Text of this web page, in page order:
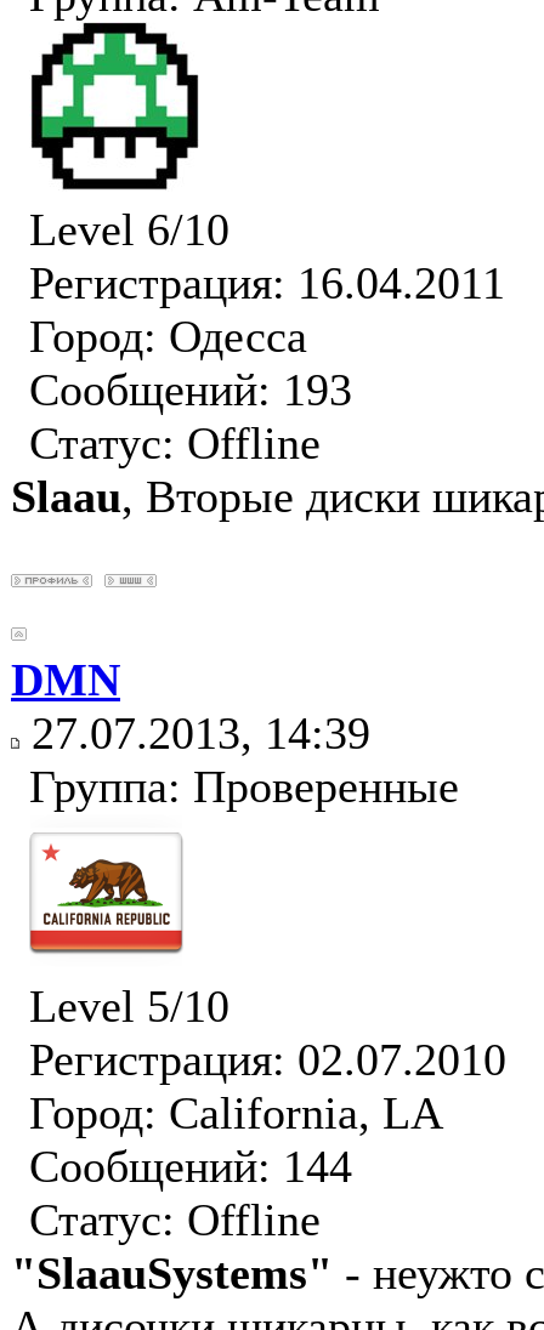
Level 6/10
Регистрация: 16.04.2011
Город: Одесса
Сообщений: 193
Статус: Offline
Slaau, Вторые диски
DMN
27.07.2013, 14:39
Группа: Проверенные
Level 5/10
Регистрация: 02.07.2010
Город: California, LA
Сообщений: 144
Статус: Offline
"SlaauSystems" - неужто